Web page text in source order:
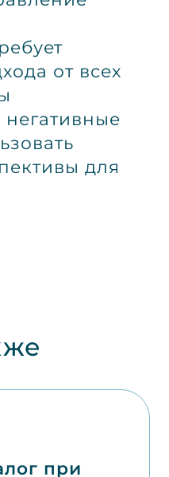
от всех
для
при